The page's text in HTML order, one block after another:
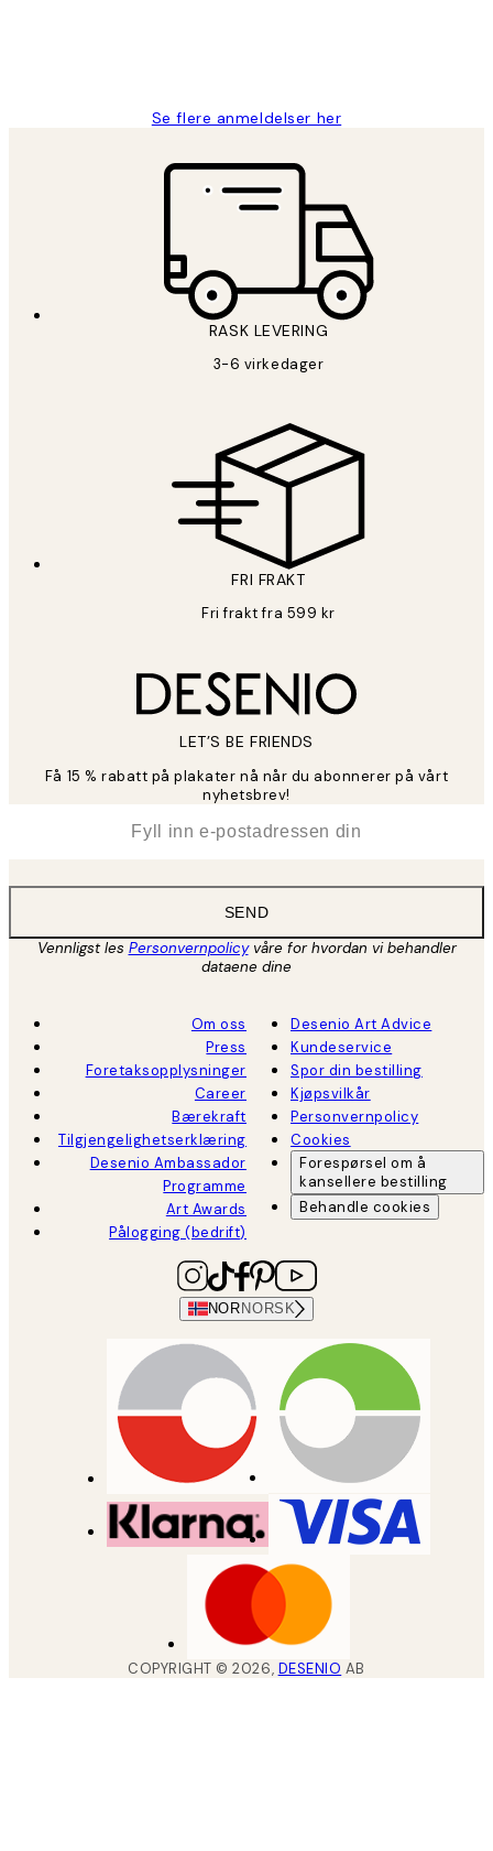
Se flere anmeldelser her
RASK LEVERING
3-6 virkedager
FRI FRAKT
Fri frakt fra 599 kr
LET’S BE FRIENDS
Få 15 % rabatt på plakater nå når du abonnerer på vårt
nyhetsbrev!
SEND
Vennligst les Personvernpolicyvåre for hvordan vi behandler
dataene dine
Om oss
Press
Foretaksopplysninger
Career
Bærekraft
Tilgjengelighetserklæring
Desenio Ambassador
Programme
Art Awards
Pålogging (bedrift)
Desenio Art Advice
Kundeservice
Spor din bestilling
Kjøpsvilkår
Personvernpolicy
Cookies
Forespørsel om å
kansellere bestilling
Behandle cookies
NOR NORSK
COPYRIGHT ©2026, DESENIO AB